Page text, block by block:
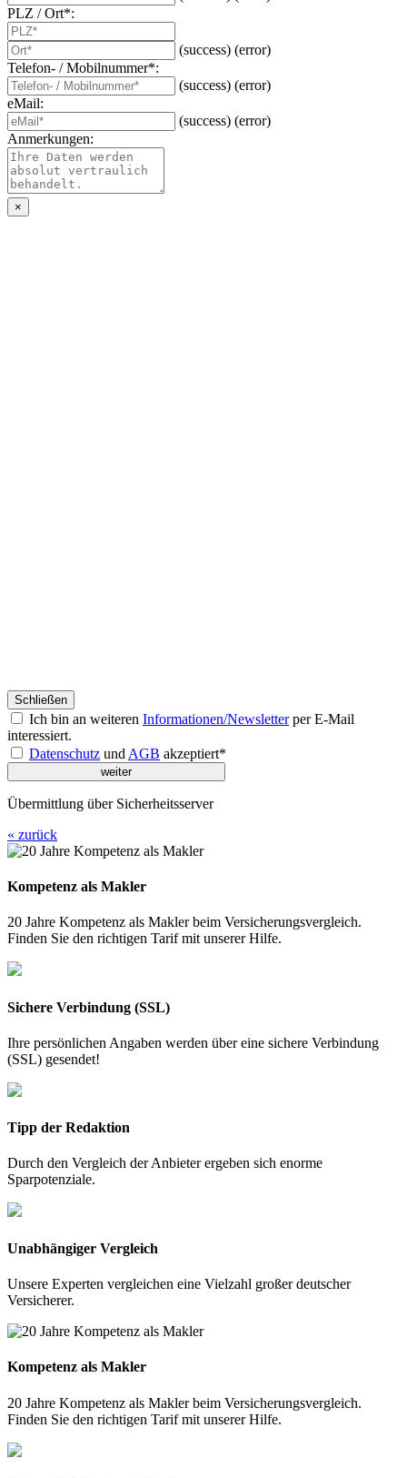
PLZ / Ort*:
(success) (error)
Telefon- / Mobilnummer*:
(success) (error)
eMail:
(success) (error)
Anmerkungen:
×
Schließen
Ich bin an weiteren Informationen/Newsletterper E-Mail
interessiert.
Datenschutz und AGB akzeptiert*
Übermittlung über Sicherheitsserver
« zurück
Kompetenz als Makler
20 Jahre Kompetenz als Makler beim Versicherungsvergleich.
Finden Sie den richtigen Tarif mit unserer Hilfe.
Sichere Verbindung (SSL)
Ihre persönlichen Angaben werden über eine sichere Verbindung
(SSL) gesendet!
Tipp der Redaktion
Durch den Vergleich der Anbieter ergeben sich enorme
Sparpotenziale.
Unabhängiger Vergleich
Unsere Experten vergleichen eine Vielzahl großer deutscher
Versicherer.
Kompetenz als Makler
20 Jahre Kompetenz als Makler beim Versicherungsvergleich.
Finden Sie den richtigen Tarif mit unserer Hilfe.